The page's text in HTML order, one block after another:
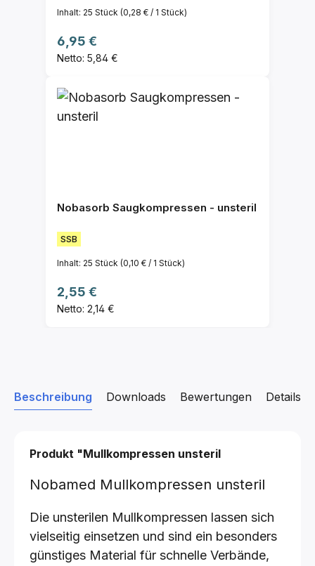
Inhalt: 25 Stück (0,28 € / 1 Stück)
Regulärer Preis:
6,95 €
Netto: 5,84 €
Nobasorb Saugkompressen - unsteril
SSB
Inhalt: 25 Stück (0,10 € / 1 Stück)
Regulärer Preis:
2,55 €
Netto: 2,14 €
Beschreibung Downloads Details
Bewertungen
Produkt "Mullkompressen unsteril
Nobamed Mullkompressen unsteril
Die unsterilen Mullkompressen lassen sich
vielseitig einsetzen und sind ein besonders
günstiges Material für schnelle Verbände,